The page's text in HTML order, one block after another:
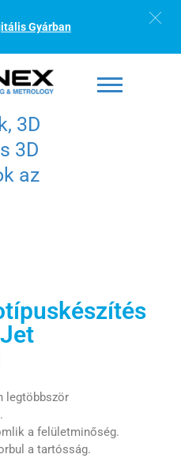
Gyárban
3D
3D
az
legtöbbször
a felületminőség.
a tartósság.